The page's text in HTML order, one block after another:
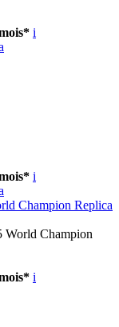
i
i
Champion Replica
World Champion
i